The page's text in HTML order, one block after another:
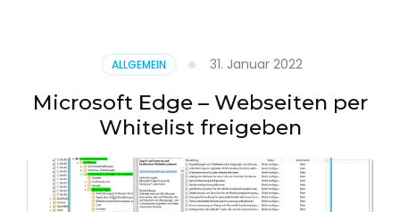
(UPN)
im
Active
Directory
ALLGEMEIN 31. Januar 2022
Microsoft Edge – Webseiten per
Whitelist freigeben